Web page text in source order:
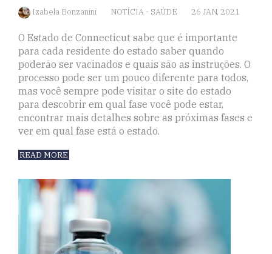
Izabela Bonzanini NOTÍCIA - SAÚDE 26 JAN, 2021
O Estado de Connecticut sabe que é importante
para cada residente do estado saber quando
poderão ser vacinados e quais são as instruções. O
processo pode ser um pouco diferente para todos,
mas você sempre pode visitar o site do estado
para descobrir em qual fase você pode estar,
encontrar mais detalhes sobre as próximas fases e
ver em qual fase está o estado.
READ MORE